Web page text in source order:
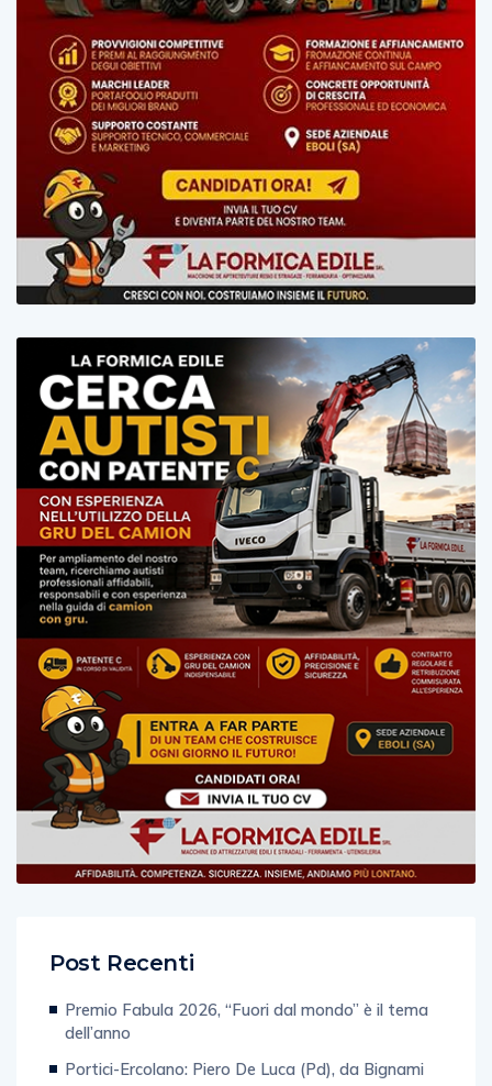
Post Recenti
Premio Fabula 2026, “Fuori dal mondo” è il tema
dell’anno
Portici-Ercolano: Piero De Luca (Pd), da Bignami